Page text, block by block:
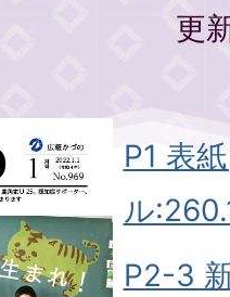
更
P1 表
ル
P2-3